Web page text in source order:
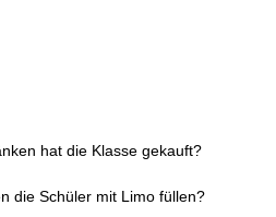
hat die Klasse gekauft?
die Schüler mit Limo füllen?